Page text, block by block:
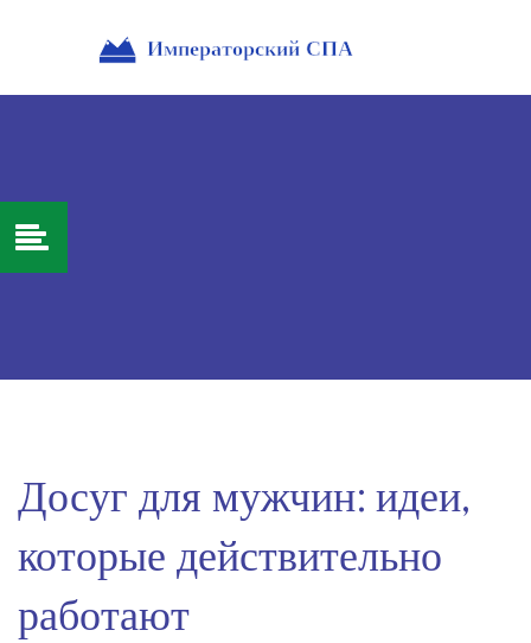
Досуг для мужчин: идеи,
которые действительно
работают